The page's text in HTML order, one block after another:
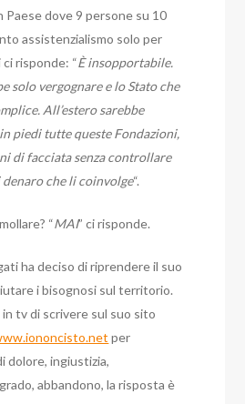
Paese dove 9 persone su 10
assistenzialismo solo per
risponde: “È insopportabile.
solo vergognare e lo Stato che
All’estero sarebbe
piedi tutte queste Fondazioni,
di facciata senza controllare
che li coinvolge“.
“MAI” ci risponde.
ha deciso di riprendere il suo
i bisognosi sul territorio.
tv di scrivere sul suo sito
per
dolore, ingiustizia,
abbandono, la risposta è